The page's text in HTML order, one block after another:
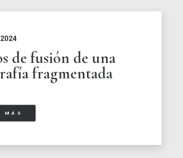
de fusión de una
fragmentada
MÁS